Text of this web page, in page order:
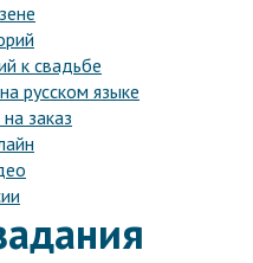
к свадьбе
русском языке
заказ